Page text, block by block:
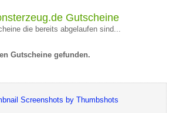
Gutscheine
die bereits abgelaufen sind...
Gutscheine gefunden.